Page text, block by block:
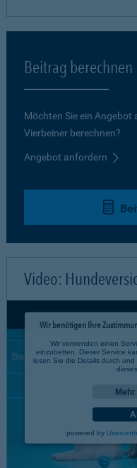
Beitrag berechnen
Möchten Sie ein
Vierbeiner berechnen?
Angebot anfordern
Video:
Wir benötigen Ihre
Wir verwenden einen
einzubetten. Dieser Service
lesen Sie die Details durch
powered by